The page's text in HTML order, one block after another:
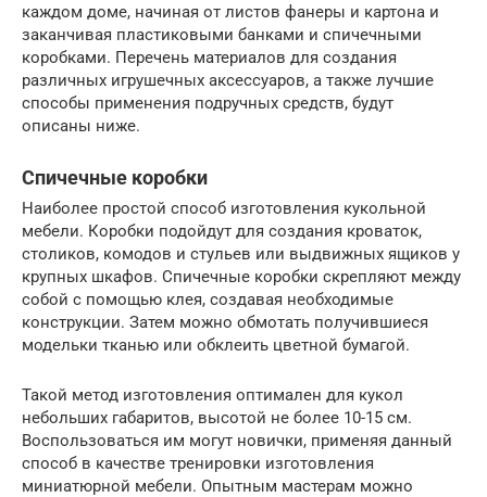
каждом доме, начиная от листов фанеры и картона и
заканчивая пластиковыми банками и спичечными
коробками. Перечень материалов для создания
различных игрушечных аксессуаров, а также лучшие
способы применения подручных средств, будут
описаны ниже.
Спичечные коробки
Наиболее простой способ изготовления кукольной
мебели. Коробки подойдут для создания кроваток,
столиков, комодов и стульев или выдвижных ящиков у
крупных шкафов. Спичечные коробки скрепляют между
собой с помощью клея, создавая необходимые
конструкции. Затем можно обмотать получившиеся
модельки тканью или обклеить цветной бумагой.
Такой метод изготовления оптимален для кукол
небольших габаритов, высотой не более 10-15 см.
Воспользоваться им могут новички, применяя данный
способ в качестве тренировки изготовления
миниатюрной мебели. Опытным мастерам можно